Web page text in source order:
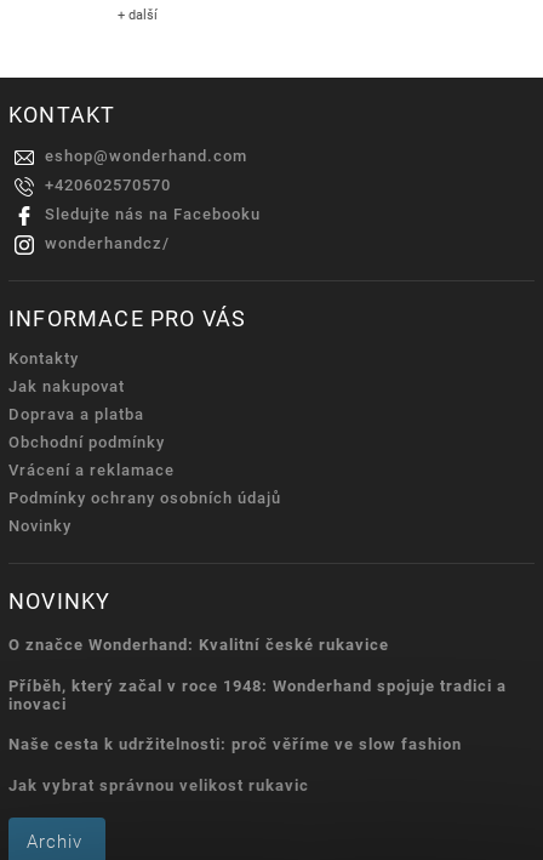
+ další
KONTAKT
eshop@wonderhand.com
+420602570570
Sledujte nás na Facebooku
wonderhandcz/
INFORMACE PRO VÁS
Kontakty
Jak nakupovat
Doprava a platba
Obchodní podmínky
Vrácení a reklamace
Podmínky ochrany osobních údajů
Novinky
NOVINKY
O značce Wonderhand: Kvalitní české rukavice
Příběh, který začal v roce 1948: Wonderhand spojuje tradici a
inovaci
Naše cesta k udržitelnosti: proč věříme ve slow fashion
Jak vybrat správnou velikost rukavic
Archiv